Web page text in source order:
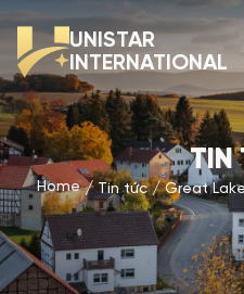
UNISTAR
INTERNATIONAL
TIN
Home Tin tức Great